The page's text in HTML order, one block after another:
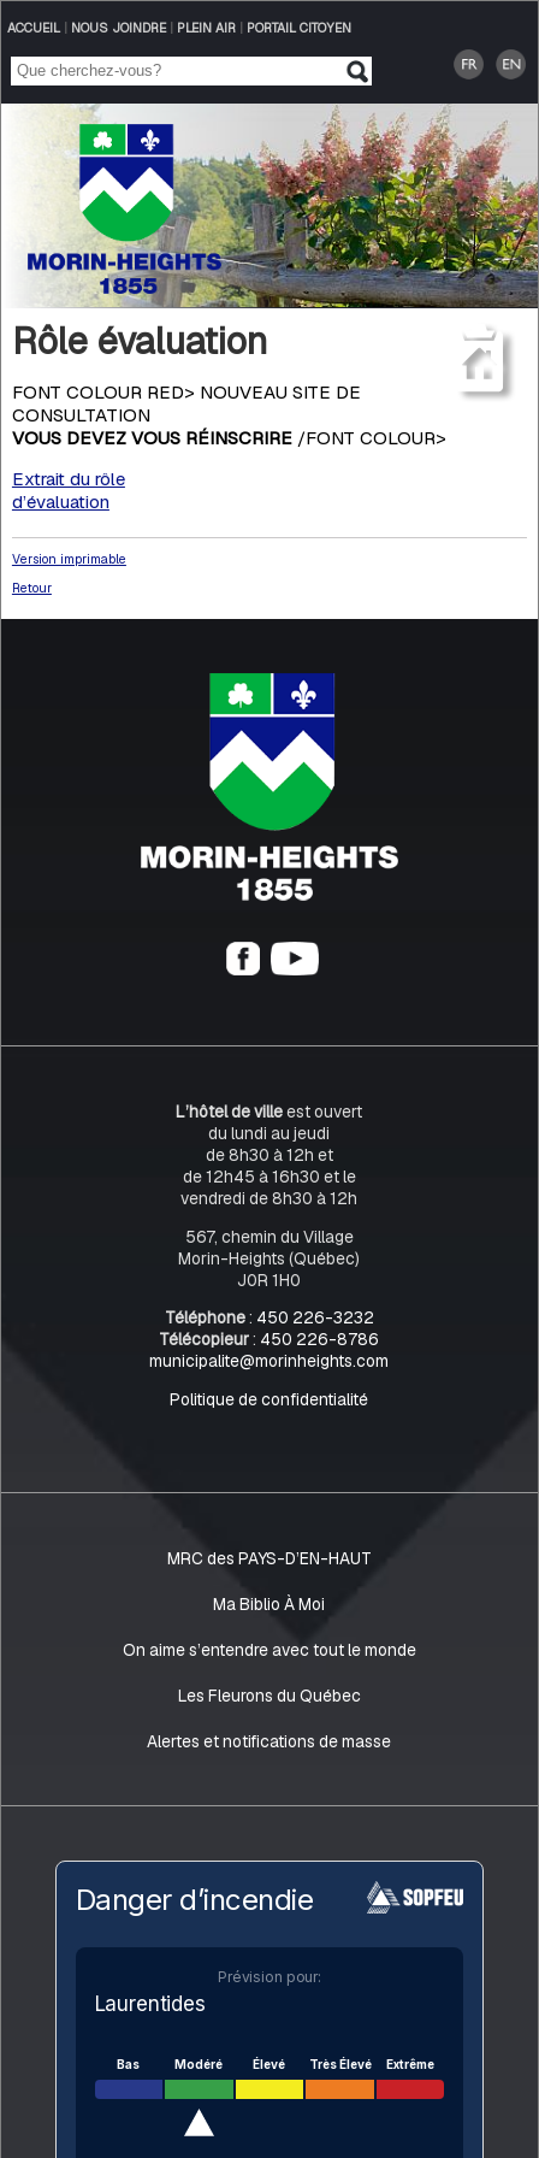
ACCUEIL| NOUS JOINDRE| PLEIN AIR| PORTAIL CITOYEN
Rôle évaluation
FONT COLOUR RED> NOUVEAU SITE DE
CONSULTATION
VOUS DEVEZ VOUS RÉINSCRIRE/FONT COLOUR>
Extrait du rôle
d’évaluation
Version imprimable
Retour
L’hôtel de villeest ouvert
du lundi au jeudi
de 8h30 à 12h et
de 12h45 à 16h30 et le
vendredi de 8h30 à 12h
567, chemin du Village
Morin-Heights (Québec)
J0R 1H0
Téléphone: 450 226-3232
Télécopieur: 450 226-8786
municipalite@morinheights.com
Politique de confidentialité
MRC des PAYS-D’EN-HAUT
Ma Biblio À Moi
On aime s’entendre avec tout le monde
Les Fleurons du Québec
Alertes et notifications de masse
Danger d’incendie
Prévision pour:
Laurentides
Bas Modéré Élevé Très Élevé Extrême